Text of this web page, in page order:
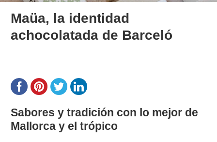
Maüa, la identidad
achocolatada de Barceló
Sabores y tradición con lo mejor de
Mallorca y el trópico